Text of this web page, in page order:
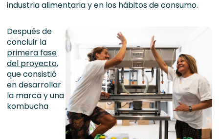
industria alimentaria y en los hábitos de consumo.
Después de
concluir la
primera fase
del proyecto,
que consistió
en desarrollar
la marca y una
kombucha